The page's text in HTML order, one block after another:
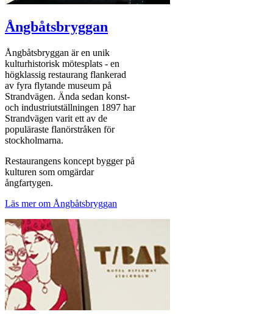
Ångbåtsbryggan
Ångbåtsbryggan är en unik
kulturhistorisk mötesplats - en
högklassig restaurang flankerad
av fyra flytande museum på
Strandvägen. Ända sedan konst-
och industriutställningen 1897 har
Strandvägen varit ett av de
populäraste flanörstråken för
stockholmarna.
Restaurangens koncept bygger på
kulturen som omgärdar
ångfartygen.
Läs mer om Ångbåtsbryggan